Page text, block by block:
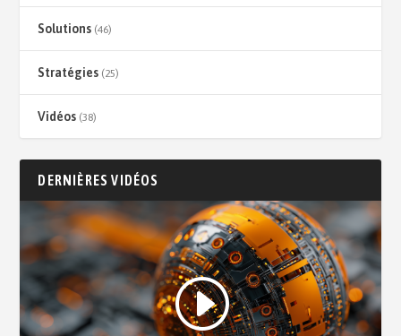
Solutions (46)
Stratégies (25)
Vidéos (38)
DERNIÈRES VIDÉOS